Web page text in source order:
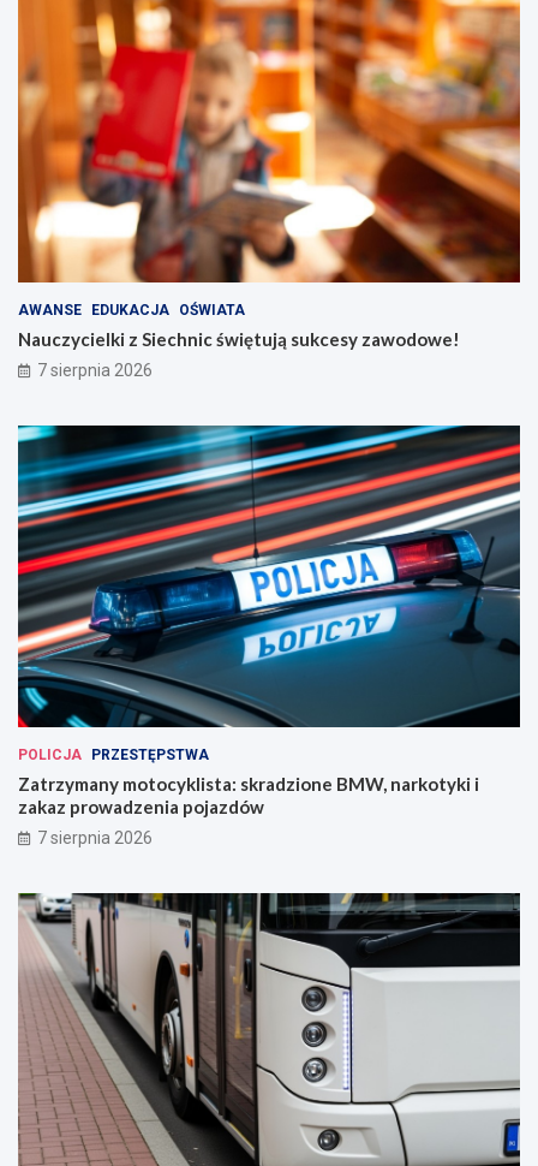
AWANSE EDUKACJA OŚWIATA
Nauczycielki z Siechnic świętują sukcesy zawodowe!
7 sierpnia 2026
POLICJA PRZESTĘPSTWA
Zatrzymany motocyklista: skradzione BMW, narkotyki i
zakaz prowadzenia pojazdów
7 sierpnia 2026